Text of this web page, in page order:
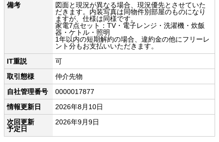
備考
図面と現況が異なる場合、現況優先とさせていた
だきます。内装写真は同物件別部屋のものになり
ますが、仕様は同様です。
家電7点セット：TV・電子レンジ・洗濯機・炊飯
器・ケトル・照明
1年以内の短期解約の場合、違約金の他にフリーレ
ント分もお支払いいただきます。
IT重説
可
取引態様
仲介先物
自社管理番号
0000017877
情報更新日
2026年8月10日
次回更新
予定日
2026年9月9日